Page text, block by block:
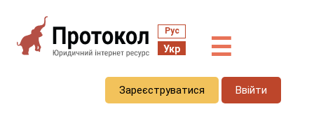
Рус
Укр ☰
Зареєструватися Ввійти